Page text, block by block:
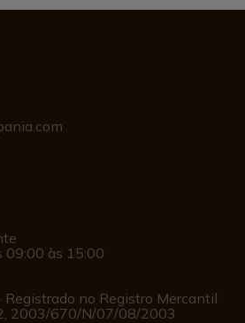
09:00 às 15:00
Registrado no Registro Mercantil
2003/670/N/07/08/2003